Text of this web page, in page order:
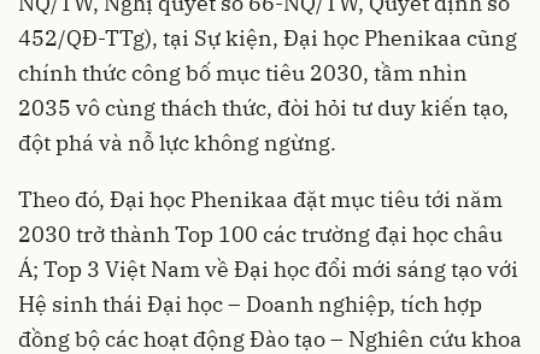
452/QĐ-TTg), tại Sự kiện, Đại học Phenikaa cũng
chính thức công bố mục tiêu 2030, tầm nhìn
2035 vô cùng thách thức, đòi hỏi tư duy kiến tạo,
đột phá và nỗ lực không ngừng.
Theo đó, Đại học Phenikaa đặt mục tiêu tới năm
2030 trở thành Top 100 các trường đại học châu
Á; Top 3 Việt Nam về Đại học đổi mới sáng tạo với
Hệ sinh thái Đại học – Doanh nghiệp, tích hợp
đồng bộ các hoạt động Đào tạo – Nghiên cứu khoa